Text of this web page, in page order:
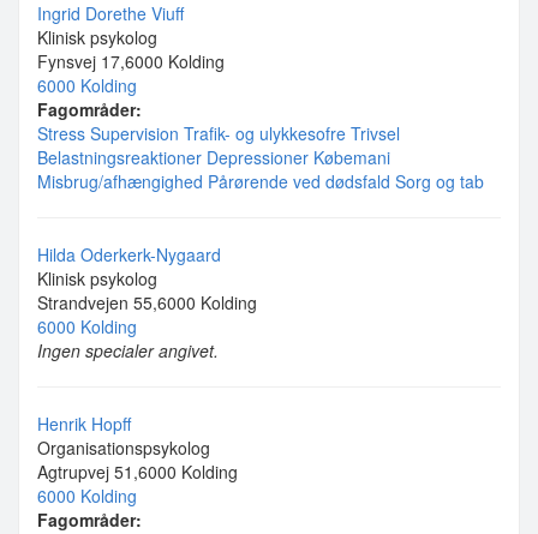
Ingrid Dorethe Viuff
Klinisk psykolog
Fynsvej 17,6000 Kolding
6000 Kolding
Fagområder:
Stress Supervision Trafik- og ulykkesofre Trivsel
Belastningsreaktioner Depressioner Købemani
Misbrug/afhængighed Pårørende ved dødsfald Sorg og tab
Hilda Oderkerk-Nygaard
Klinisk psykolog
Strandvejen 55,6000 Kolding
6000 Kolding
Ingen specialer angivet.
Henrik Hopff
Organisationspsykolog
Agtrupvej 51,6000 Kolding
6000 Kolding
Fagområder: